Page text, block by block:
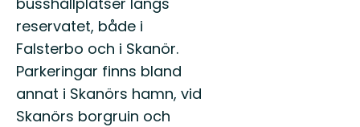
reservatet, både i
Falsterbo och i Skanör.
Parkeringar finns bland
annat i Skanörs hamn, vid
Skanörs borgruin och